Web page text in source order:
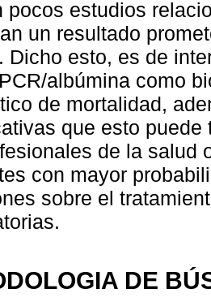
pocos estudios
un resultado
Dicho esto, es de
albúmina como
de mortalidad,
que esto
de la salud
con mayor
sobre el
DE